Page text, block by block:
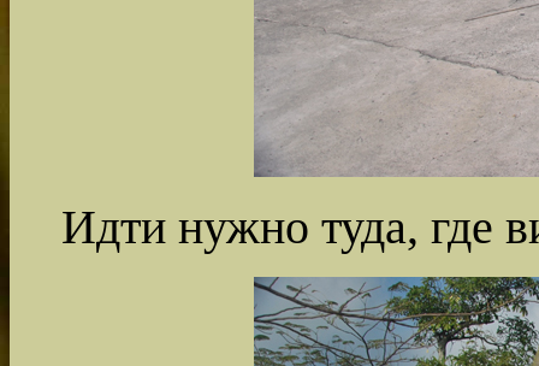
Идти нужно туда, где